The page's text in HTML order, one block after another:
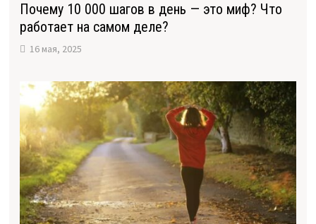
Почему 10 000 шагов в день — это миф? Что
работает на самом деле?
16 мая, 2025